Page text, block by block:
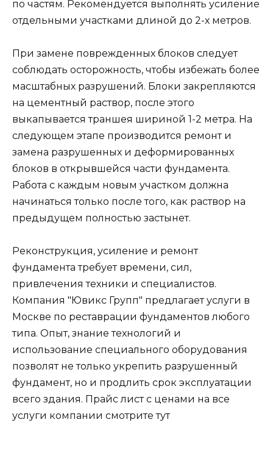
по частям. Рекомендуется выполнять усиление
отдельными участками длиной до 2-х метров.
При замене поврежденных блоков следует
соблюдать осторожность, чтобы избежать более
масштабных разрушений. Блоки закрепляются
на цементный раствор, после этого
выкапывается траншея шириной 1-2 метра. На
следующем этапе производится ремонт и
замена разрушенных и деформированных
блоков в открывшейся части фундамента.
Работа с каждым новым участком должна
начинаться только после того, как раствор на
предыдущем полностью застынет.
Реконструкция, усиление и ремонт
фундамента требует времени, сил,
привлечения техники и специалистов.
Компания "Ювикс Групп" предлагает услуги в
Москве по реставрации фундаментов любого
типа. Опыт, знание технологий и
использование специального оборудования
позволят не только укрепить разрушенный
фундамент, но и продлить срок эксплуатации
всего здания. Прайс лист с ценами на все
услуги компании смотрите тут